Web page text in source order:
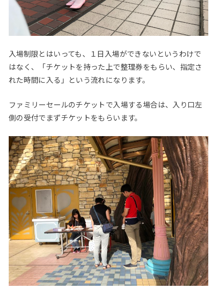
入場制限とはいっても、１日入場ができないというわけで
はなく、「チケットを持った上で整理券をもらい、指定さ
れた時間に入る」という流れになります。
ファミリーセールのチケットで入場する場合は、入り口左
側の受付でまずチケットをもらいます。